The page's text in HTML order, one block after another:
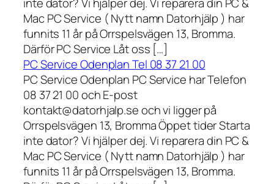
inte dator? Vi hjälper dej. Vi reparera din PC &
Mac PC Service ( Nytt namn Datorhjälp ) har
funnits 11 år på Orrspelsvägen 13, Bromma.
Därför PC Service Låt oss […]
PC Service Odenplan Tel 08 37 21 00
PC Service Odenplan PC Service har Telefon
08 37 21 00 och E-post
kontakt@datorhjalp.se och vi ligger på
Orrspelsvägen 13, Bromma Öppet tider Starta
inte dator? Vi hjälper dej. Vi reparera din PC &
Mac PC Service ( Nytt namn Datorhjälp ) har
funnits 11 år på Orrspelsvägen 13, Bromma.